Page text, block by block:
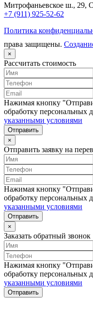
Митрофаньевское ш., 29,
+7 (911) 925-52-62
Политика
права защищены.
×
Рассчитать стоимость
Нажимая кнопку
обработку персональных
указанными условиями
Отправить
×
Отправить заявку на
Нажимая кнопку
обработку персональных
указанными условиями
Отправить
×
Заказать обратный звонок
Нажимая кнопку
обработку персональных
указанными условиями
Отправить